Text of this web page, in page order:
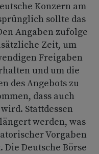
Konzern am
sollte das
Angaben zufolge
Zeit, um
Freigaben
und um die
des Angebots zu
dass auch
Stattdessen
werden, was
Vorgaben
Deutsche Börse